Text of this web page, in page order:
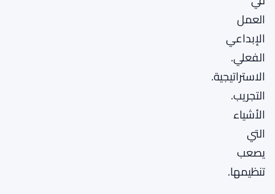
العمل
الإبداعي
الفعلي.
الاستراتيجية.
التجريب.
الأشياء
التي
يصعب
تنظيمها.